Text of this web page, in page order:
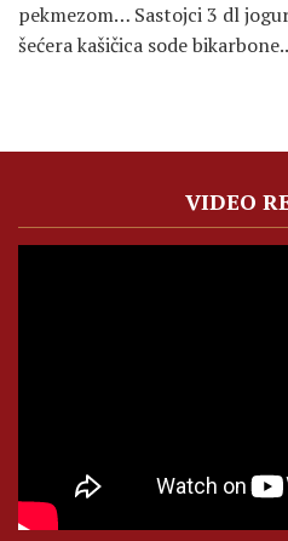
pekmezom… Sastojci 3 dl
šećera kašičica sode
VIDEO